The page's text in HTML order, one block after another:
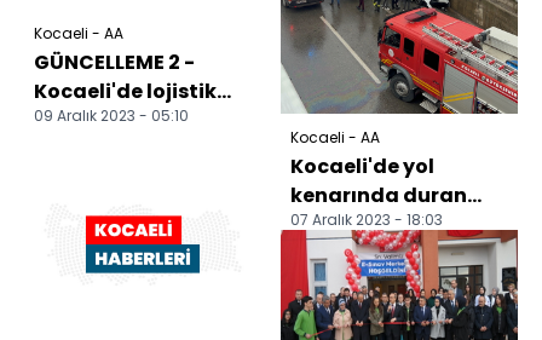
Kocaeli - AA
GÜNCELLEME 2 -
Kocaeli'de lojistik
deposunda çıkan
09 Aralık 2023 - 05:10
Kocaeli - AA
Kocaeli'de yol
kenarında duran
tankere çarpan 2
araçtaki 3 kişi
yaralandı
07 Aralık 2023 - 18:03